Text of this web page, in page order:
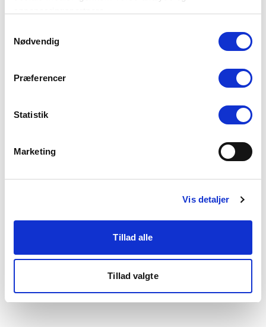
Du kan læse mere om vores brug af cookies under
"Detaljer" eller ved at klikke videre til vores Cookiepolitik,
Nødvendig
Præferencer
Statistik
Marketing
Vis detaljer
Tillad alle
Tillad valgte